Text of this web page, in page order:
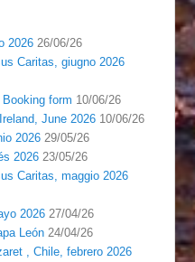
2026 26/06/26
Caritas, giugno 2026
form 10/06/26
June 2026 10/06/26
2026 29/05/26
2026 23/05/26
Caritas, maggio 2026
2026 27/04/26
León 24/04/26
, Chile, febrero 2026